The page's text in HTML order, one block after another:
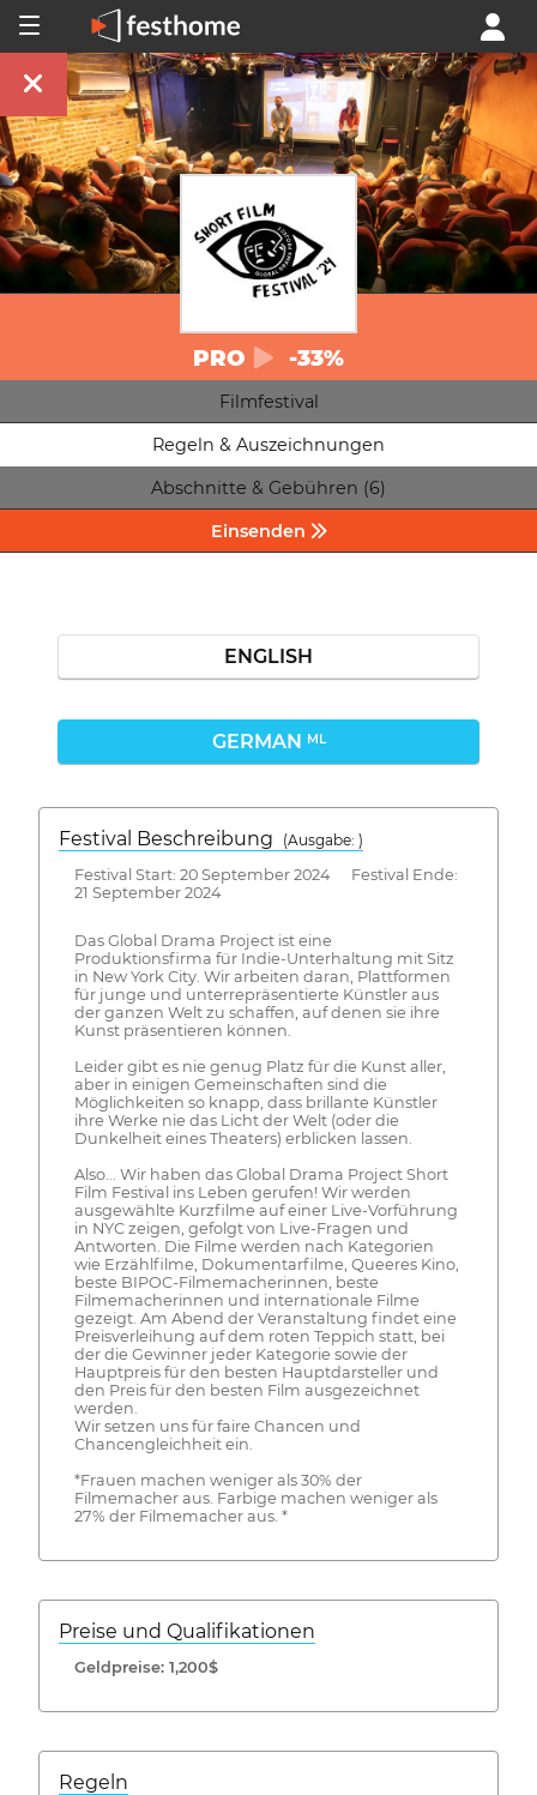
PRO -33%
Filmfestival
Regeln & Auszeichnungen
Abschnitte & Gebühren (6)
Einsenden
ENGLISH
GERMAN ML
Festival Beschreibung
(Ausgabe: )
Festival Start: 20 September 2024 Festival Ende:
21 September 2024
Das Global Drama Project ist eine
Produktionsfirma für Indie-Unterhaltung mit Sitz
in New York City. Wir arbeiten daran, Plattformen
für junge und unterrepräsentierte Künstler aus
der ganzen Welt zu schaffen, auf denen sie ihre
Kunst präsentieren können.
Leider gibt es nie genug Platz für die Kunst aller,
aber in einigen Gemeinschaften sind die
Möglichkeiten so knapp, dass brillante Künstler
ihre Werke nie das Licht der Welt (oder die
Dunkelheit eines Theaters) erblicken lassen.
Also... Wir haben das Global Drama Project Short
Film Festival ins Leben gerufen! Wir werden
ausgewählte Kurzfilme auf einer Live-Vorführung
in NYC zeigen, gefolgt von Live-Fragen und
Antworten. Die Filme werden nach Kategorien
wie Erzählfilme, Dokumentarfilme, Queeres Kino,
beste BIPOC-Filmemacherinnen, beste
Filmemacherinnen und internationale Filme
gezeigt. Am Abend der Veranstaltung findet eine
Preisverleihung auf dem roten Teppich statt, bei
der die Gewinner jeder Kategorie sowie der
Hauptpreis für den besten Hauptdarsteller und
den Preis für den besten Film ausgezeichnet
werden.
Wir setzen uns für faire Chancen und
Chancengleichheit ein.
*Frauen machen weniger als 30% der
Filmemacher aus. Farbige machen weniger als
27% der Filmemacher aus. *
Preise und Qualifikationen
Geldpreise: 1,200$
Regeln